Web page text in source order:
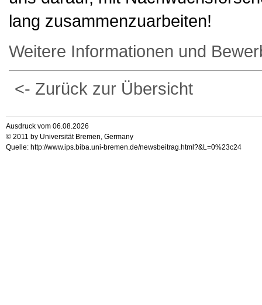
lang zusammenzuarbeiten!
Weitere Informationen und
<- Zurück zur Übersicht
Ausdruck vom 06.08.2026
© 2011 by Universität Bremen, Germany
Quelle: http://www.ips.biba.uni-bremen.de/newsbeitrag.html?&L=0%23c24